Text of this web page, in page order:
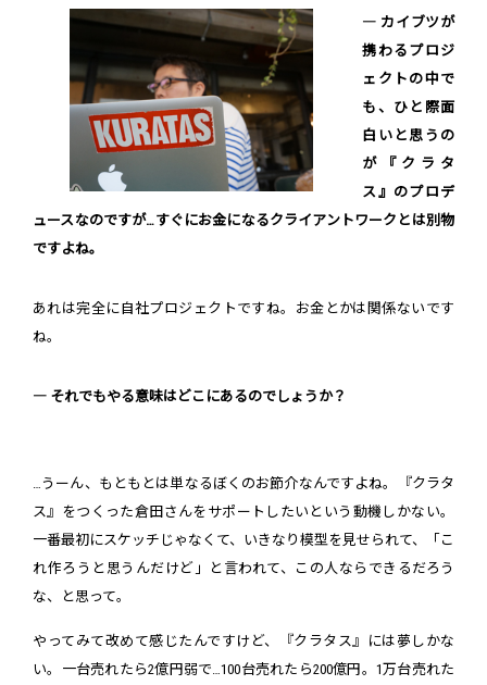
― カイブツが
携わるプロジ
ェクトの中で
も、ひと際面
白いと思うの
が『クラタ
ス』のプロデ
ュースなのですが…すぐにお金になるクライアントワークとは別物
ですよね。
あれは完全に自社プロジェクトですね。お金とかは関係ないです
ね。
― それでもやる意味はどこにあるのでしょうか？
…うーん、もともとは単なるぼくのお節介なんですよね。『クラタ
ス』をつくった倉田さんをサポートしたいという動機しかない。
一番最初にスケッチじゃなくて、いきなり模型を見せられて、「こ
れ作ろうと思うんだけど」と言われて、この人ならできるだろう
な、と思って。
やってみて改めて感じたんですけど、『クラタス』には夢しかな
い。一台売れたら2億円弱で…100台売れたら200億円。1万台売れた